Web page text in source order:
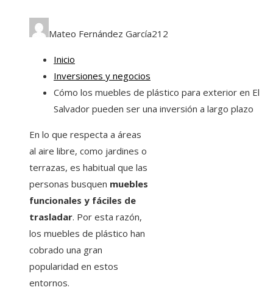
Mateo Fernández García212
Inicio
Inversiones y negocios
Cómo los muebles de plástico para exterior en El
Salvador pueden ser una inversión a largo plazo
En lo que respecta a áreas
al aire libre, como jardines o
terrazas, es habitual que las
personas busquen muebles
funcionales y fáciles de
trasladar. Por esta razón,
los muebles de plástico han
cobrado una gran
popularidad en estos
entornos.